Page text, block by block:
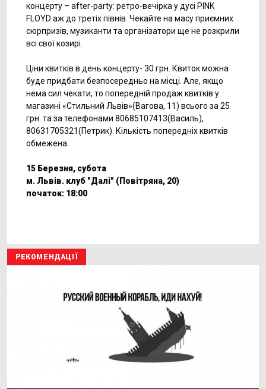
концерту – after-party: ретро-вечірка у дусі PINK
FLOYD аж до третіх півнів. Чекайте на масу приємних
сюрпризів, музиканти та організатори ще не розкрили
всі свої козирі.
Ціни квитків в день концерту- 30 грн. Квиток можна
буде придбати безпосередньо на місці. Але, якщо
нема сил чекати, то попередній продаж квитків у
магазині «Стильний Львів»(Вагова, 11) всього за 25
грн. та за телефонами 80685107413(Василь),
80631705321(Петрик). Кількість попередніх квитків
обмежена.
15 Березня, субота
м. Львів. клуб "Далі" (Повітряна, 20)
початок: 18:00
РЕКОМЕНДАЦІЇ